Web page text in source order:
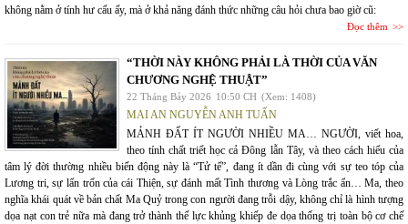
không nằm ở tính hư cấu ấy, mà ở khả năng đánh thức những câu hỏi chưa bao giờ cũ:
Đọc thêm
“THỜI NÀY KHÔNG PHẢI LÀ THỜI CỦA VĂN
CHƯƠNG NGHỆ THUẬT”
22 Tháng Bảy 2026 10:50 CH (Xem: 1408)
MAI AN NGUYỄN ANH TUẤN
MẢNH ĐẤT ÍT NGƯỜI NHIỀU MA… NGƯỜI, viết hoa,
theo tính chất triết học cả Đông lẫn Tây, và theo cách hiểu của
tâm lý đời thường nhiều biến động này là “Tử tế”, đang ít dần đi cùng với sự teo tóp của
Lương tri, sự lẩn trốn của cái Thiện, sự đánh mất Tình thương và Lòng trắc ẩn… Ma, theo
nghĩa khái quát về bản chất Ma Quỷ trong con người đang trỗi dậy, không chỉ là hình tượng
dọa nạt con trẻ nữa mà đang trở thành thế lực khủng khiếp đe dọa thống trị toàn bộ cơ chế